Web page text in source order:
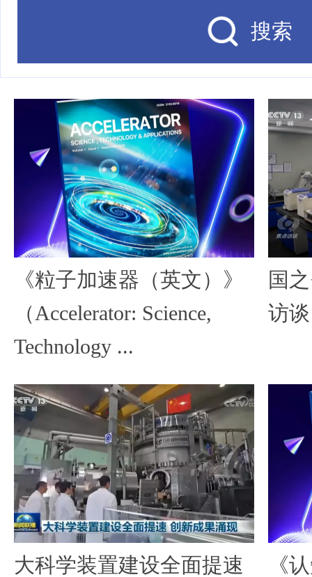
搜索
《粒子加速器（英文）》
（Accelerator: Science,
Technology ...
国
访谈
大科学装置建设全面提速
《